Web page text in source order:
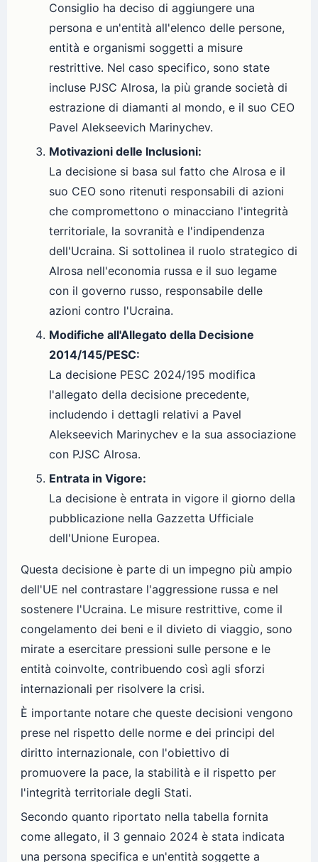
Consiglio ha deciso di aggiungere una
persona e un'entità all'elenco delle persone,
entità e organismi soggetti a misure
restrittive. Nel caso specifico, sono state
incluse PJSC Alrosa, la più grande società di
estrazione di diamanti al mondo, e il suo CEO
Pavel Alekseevich Marinychev.
Motivazioni delle Inclusioni:
La decisione si basa sul fatto che Alrosa e il
suo CEO sono ritenuti responsabili di azioni
che compromettono o minacciano l'integrità
territoriale, la sovranità e l'indipendenza
dell'Ucraina. Si sottolinea il ruolo strategico di
Alrosa nell'economia russa e il suo legame
con il governo russo, responsabile delle
azioni contro l'Ucraina.
Modifiche all'Allegato della Decisione
2014/145/PESC:
La decisione PESC 2024/195 modifica
l'allegato della decisione precedente,
includendo i dettagli relativi a Pavel
Alekseevich Marinychev e la sua associazione
con PJSC Alrosa.
Entrata in Vigore:
La decisione è entrata in vigore il giorno della
pubblicazione nella Gazzetta Ufficiale
dell'Unione Europea.
Questa decisione è parte di un impegno più ampio
dell'UE nel contrastare l'aggressione russa e nel
sostenere l'Ucraina. Le misure restrittive, come il
congelamento dei beni e il divieto di viaggio, sono
mirate a esercitare pressioni sulle persone e le
entità coinvolte, contribuendo così agli sforzi
internazionali per risolvere la crisi.
È importante notare che queste decisioni vengono
prese nel rispetto delle norme e dei principi del
diritto internazionale, con l'obiettivo di
promuovere la pace, la stabilità e il rispetto per
l'integrità territoriale degli Stati.
Secondo quanto riportato nella tabella fornita
come allegato, il 3 gennaio 2024 è stata indicata
una persona specifica e un'entità soggette a